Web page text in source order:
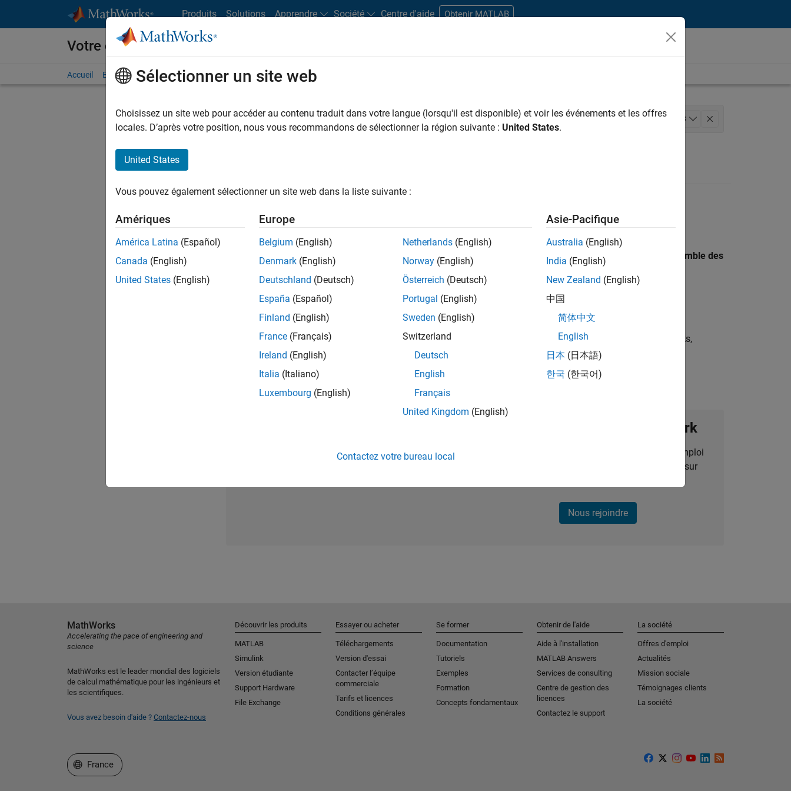
Produits Solutions Apprendre Société Centre d'aide Obtenir MATLAB
Votre carrière chez MathWorks
Accueil Explorer nos opportunités Adresses de nos bureaux Étudiants et carrières
FILTRER PAR Programme destiné aux nouvelles carrières (EDG) Infrastructure et architecture Développement de produits 3
Les descriptions de poste n’ont pas toutes été traduites. Effectuez une recherche par lieu pour trouver l’ensemble des
opportunités de votre région.
Senior Software Quality Engineer
Senior Software Quality Engineer
FR-Meudon| Ingénierie de la qualité | Expérimenté(e)
Leverage your C/C++ development skills to design and develop test strategies, scalable test frameworks,
automated test suites, Hands-on testing for Polyspace.
1
Rejoignez notre Talent Network
Recevez des alertes pour des opportunités d'emploi
personnalisées, des articles et des actualités sur
Nous rejoindre
Sélectionner un site web
Choisissez un site web pour accéder au contenu traduit dans votre langue (lorsqu'il est disponible) et voir les événements et les offres
locales. D’après votre position, nous vous recommandons de sélectionner la région suivante : United States.
United States
Vous pouvez également sélectionner un site web dans la liste suivante :
Amériques
América Latina (Español)
Canada (English)
United States (English)
Europe
Belgium (English)
Denmark (English)
Deutschland (Deutsch)
España (Español)
Finland (English)
France (Français)
Ireland (English)
Italia (Italiano)
Luxembourg (English)
Netherlands (English)
Norway (English)
Österreich (Deutsch)
Portugal (English)
Sweden (English)
Switzerland
Deutsch
English
Français
United Kingdom (English)
Asie-Pacifique
Australia (English)
India (English)
New Zealand (English)
中国
简体中文
English
日本 (日本語)
한국 (한국어)
Contactez votre bureau local
MathWorks
Accelerating the pace of engineering and
science
MathWorks est le leader mondial des logiciels
de calcul mathématique pour les ingénieurs et
les scientifiques.
Vous avez besoin d'aide ? Contactez-nous
Découvrir les produits
MATLAB
Simulink
Version étudiante
Support Hardware
File Exchange
Essayer ou acheter
Téléchargements
Version d'essai
Contacter l’équipe
commerciale
Tarifs et licences
Conditions générales
Se former
Documentation
Tutoriels
Exemples
Formation
Concepts fondamentaux
Obtenir de l'aide
Aide à l'installation
MATLAB Answers
Services de consulting
Centre de gestion des
licences
Contactez le support
La société
Offres d'emploi
Actualités
Mission sociale
Témoignages clients
La société
Sélectionner un site web
France